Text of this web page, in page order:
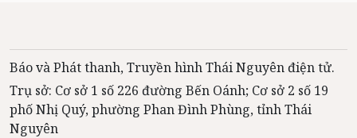
Báo và Phát thanh, Truyền hình Thái Nguyên điện tử.
Trụ sở: Cơ sở 1 số 226 đường Bến Oánh; Cơ sở 2 số 19
phố Nhị Quý, phường Phan Đình Phùng, tỉnh Thái
Nguyên